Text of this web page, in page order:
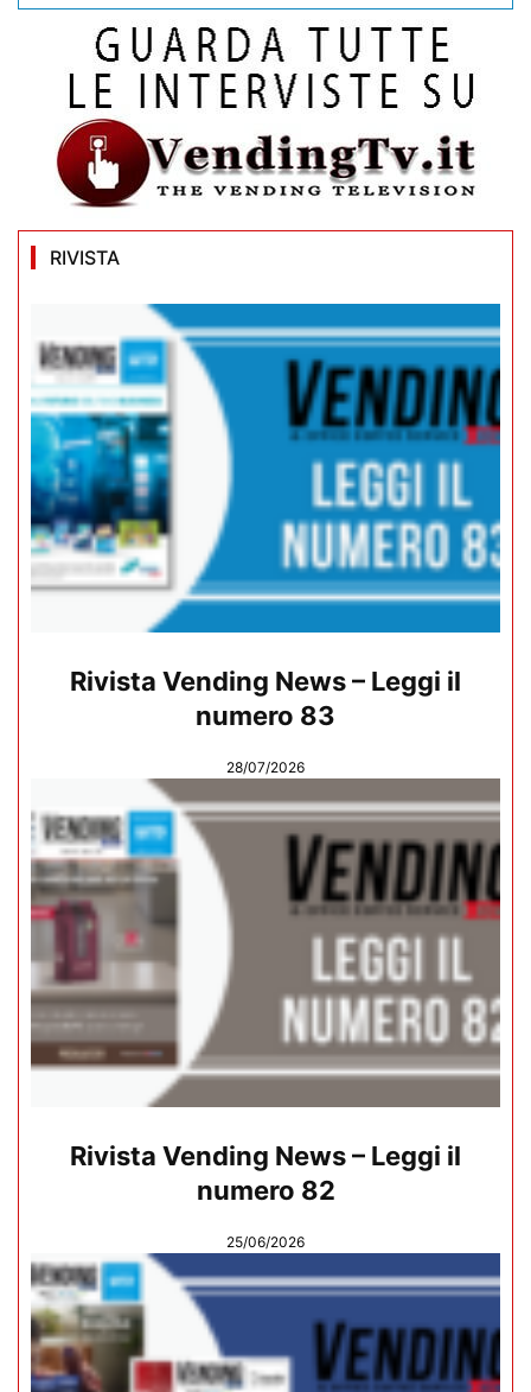
RIVISTA
Rivista Vending News – Leggi il
numero 83
28/07/2026
Rivista Vending News – Leggi il
numero 82
25/06/2026